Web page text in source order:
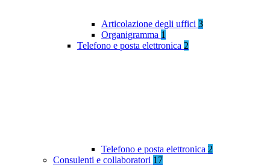
Articolazione degli uffici 3
Organigramma 1
Telefono e posta elettronica 2
Telefono e posta elettronica 2
Consulenti e collaboratori 17